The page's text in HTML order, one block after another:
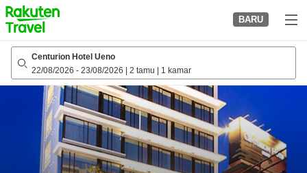
to
top
page
BARU
Centurion Hotel Ueno
22/08/2026 - 23/08/2026 2 tamu 1 kamar